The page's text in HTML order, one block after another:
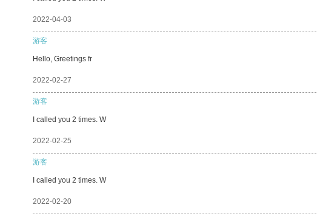
2022-04-03
游客
Hello, Greetings fr
2022-02-27
游客
I called you 2 times. W
2022-02-25
游客
I called you 2 times. W
2022-02-20